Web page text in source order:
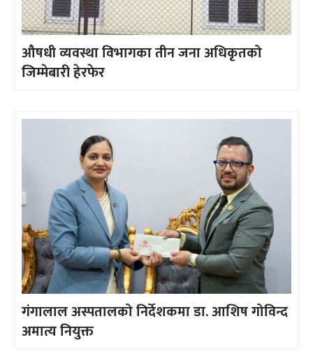
औषधी व्यवस्था विभागका तीन जना अधिकृतको
जिम्मेबारी हेरफेर
गंगालाल अस्पतालको निर्देशकमा डा. आशिष गोविन्द
अमात्य नियुक्त